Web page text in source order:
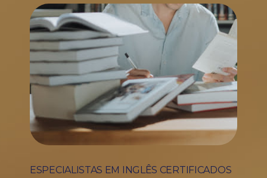
ESPECIALISTAS EM INGLÊS CERTIFICADOS